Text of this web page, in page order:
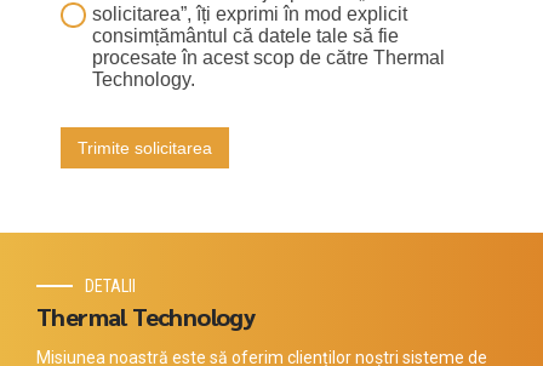
solicitarea”, îți exprimi în mod explicit
consimțământul că datele tale să fie
procesate în acest scop de către Thermal
Technology.
Trimite solicitarea
DETALII
Thermal Technology
Misiunea noastră este să oferim clienților noștri sisteme de